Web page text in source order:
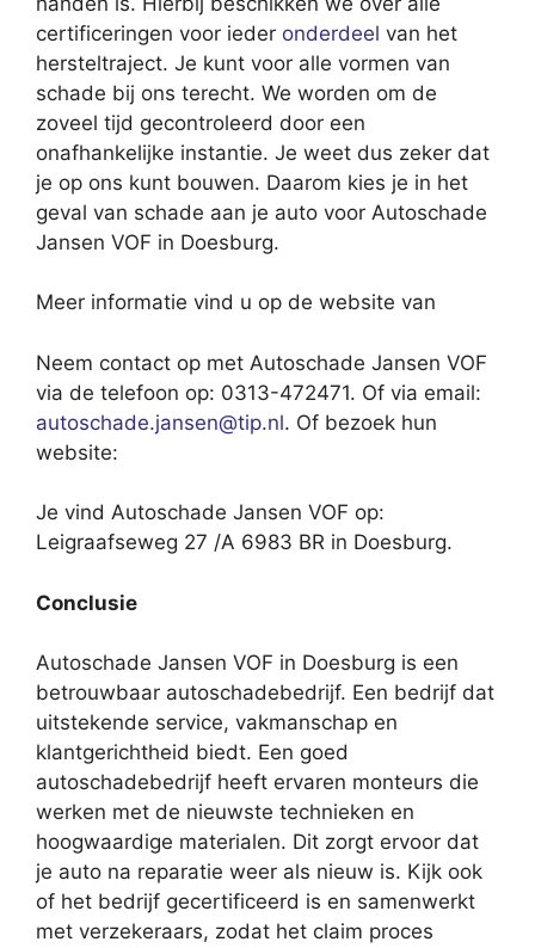
certificeringen voor ieder onderdeel van het
hersteltraject. Je kunt voor alle vormen van
schade bij ons terecht. We worden om de
zoveel tijd gecontroleerd door een
onafhankelijke instantie. Je weet dus zeker dat
je op ons kunt bouwen. Daarom kies je in het
geval van schade aan je auto voor Autoschade
Jansen VOF in Doesburg.
Meer informatie vind u op de website van
Neem contact op met Autoschade Jansen VOF
via de telefoon op: 0313-472471. Of via email:
autoschade.jansen@tip.nl. Of bezoek hun
website:
Je vind Autoschade Jansen VOF op:
Leigraafseweg 27 /A 6983 BR in Doesburg.
Conclusie
Autoschade Jansen VOF in Doesburg is een
betrouwbaar autoschadebedrijf. Een bedrijf dat
uitstekende service, vakmanschap en
klantgerichtheid biedt. Een goed
autoschadebedrijf heeft ervaren monteurs die
werken met de nieuwste technieken en
hoogwaardige materialen. Dit zorgt ervoor dat
je auto na reparatie weer als nieuw is. Kijk ook
of het bedrijf gecertificeerd is en samenwerkt
met verzekeraars, zodat het claim proces